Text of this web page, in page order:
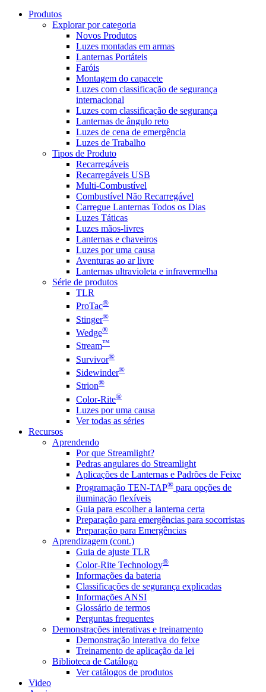
Produtos
Explorar por categoria
Novos Produtos
Luzes montadas em armas
Lanternas Portáteis
Faróis
Montagem do capacete
Luzes com classificação de segurança
internacional
Luzes com classificação de segurança
Lanternas de ângulo reto
Luzes de cena de emergência
Luzes de Trabalho
Tipos de Produto
Recarregáveis
Recarregáveis USB
Multi-Combustível
Combustível Não Recarregável
Carregue Lanternas Todos os Dias
Luzes Táticas
Luzes mãos-livres
Lanternas e chaveiros
Luzes por uma causa
Aventuras ao ar livre
Lanternas ultravioleta e infravermelha
Série de produtos
TLR
ProTac®
Stinger®
Wedge®
Stream™
Survivor®
Sidewinder®
Strion®
Color-Rite®
Luzes por uma causa
Ver todas as séries
Recursos
Aprendendo
Por que Streamlight?
Pedras angulares do Streamlight
Aplicações de Lanternas e Padrões de Feixe
Programação TEN-TAP® para opções de
iluminação flexíveis
Guia para escolher a lanterna certa
Preparação para emergências para socorristas
Preparação para Emergências
Aprendizagem (cont.)
Guia de ajuste TLR
Color-Rite Technology®
Informações da bateria
Classificações de segurança explicadas
Informações ANSI
Glossário de termos
Perguntas frequentes
Demonstrações interativas e treinamento
Demonstração interativa do feixe
Treinamento de aplicação da lei
Biblioteca de Catálogo
Ver catálogos de produtos
Video